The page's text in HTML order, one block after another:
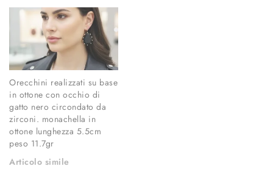
Orecchini realizzati su base
in ottone con occhio di
gatto nero circondato da
zirconi. monachella in
ottone lunghezza 5.5cm
peso 11.7gr
Articolo simile